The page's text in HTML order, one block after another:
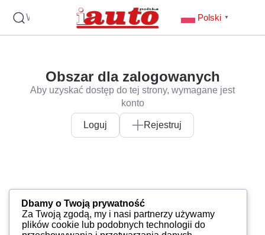
Wyszukaj Polski ▼
Obszar dla zalogowanych
Aby uzyskać dostęp do tej strony, wymagane jest
konto
Loguj Rejestruj
Dbamy o Twoją prywatność
Za Twoją zgodą, my i nasi partnerzy używamy
plików cookie lub podobnych technologii do